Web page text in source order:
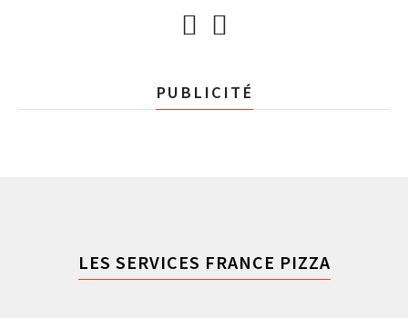
PUBLICITÉ
LES SERVICES FRANCE PIZZA